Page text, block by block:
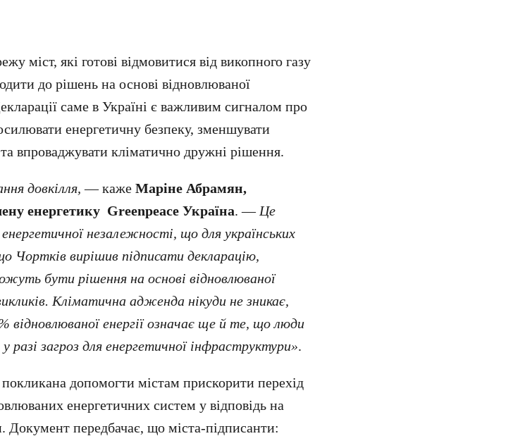
міст, які готові відмовитися від викопного газу
до рішень на основі відновлюваної
саме в Україні є важливим сигналом про
енергетичну безпеку, зменшувати
впроваджувати кліматично дружні рішення.
довкілля,— каже Маріне Абрамян,
енергетику Greenpeace Україна. —Це
незалежності, що для українських
вирішив підписати декларацію,
бути рішення на основі відновлюваної
Кліматична адженда нікуди не зникає,
відновлюваної енергії означає ще й те, що люди
загроз для енергетичної інфраструктури».
покликана допомогти містам прискорити перехід
енергетичних систем у відповідь на
Документ передбачає, що міста-підписанти: